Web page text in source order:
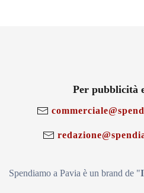
Per pubblicità
Spendiamo a Pavia è un brand de "